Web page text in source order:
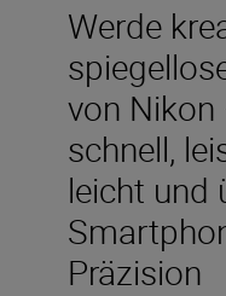
Werde
von Nikon
schnell,
leicht und
Präzision